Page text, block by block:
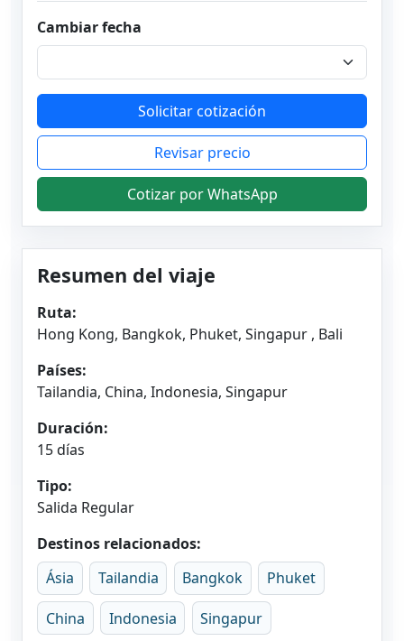
Resumen del viaje
Ruta:
Hong Kong, Bangkok, Phuket, Singapur , Bali
Países:
Tailandia, China, Indonesia, Singapur
Duración:
15 días
Tipo:
Salida Regular
Destinos relacionados:
Ásia
Tailandia Bangkok Phuket
China Indonesia Singapur
Cambiar fecha
Solicitar cotización
Revisar precio
Cotizar por WhatsApp